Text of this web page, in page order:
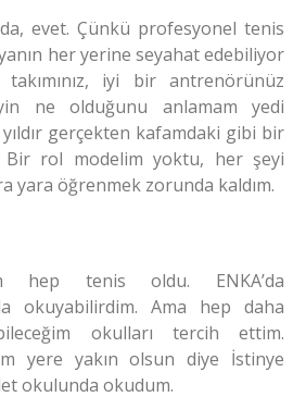
evet. Çünkü profesyonel tenis
her yerine seyahat edebiliyor
takımınız, iyi bir antrenörünüz
ne olduğunu anlamam yedi
gerçekten kafamdaki gibi bir
Bir rol modelim yoktu, her şeyi
yara öğrenmek zorunda kaldım.
hep tenis oldu. ENKA’da
okuyabilirdim. Ama hep daha
okulları tercih ettim.
yere yakın olsun diye İstinye
okulunda okudum.